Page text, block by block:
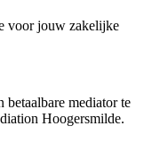
voor jouw zakelijke
betaalbare mediator te
Hoogersmilde.